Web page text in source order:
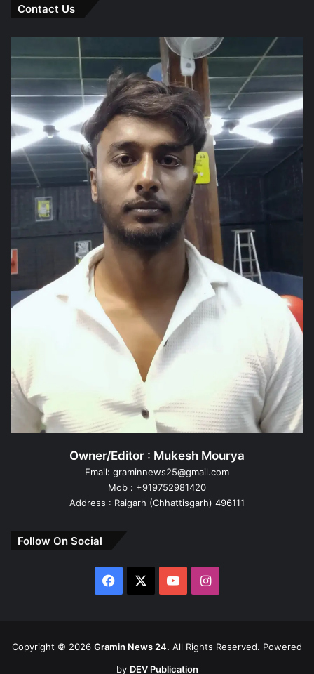
Contact Us
Owner/Editor : Mukesh Mourya
Email: graminnews25@gmail.com
Mob : +919752981420
Address : Raigarh (Chhattisgarh) 496111
Follow On Social
Facebook YouTubeInstagram
Copyright © 2026 Gramin News 24. All Rights Reserved. Powered
by DEV Publication